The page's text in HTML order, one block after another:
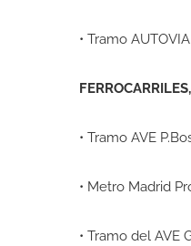
• Tramo
• Tramo AVE
• Metro Madrid
• Tramo del AVE